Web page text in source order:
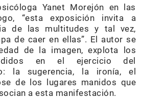
Yanet Morejón en las
“esta exposición invita a
de las multitudes y tal vez,
de caer en ellas”. El autor se
de la imagen, explota los
en el ejercicio del
la sugerencia, la ironía, el
de los lugares manidos que
a esta manifestación.